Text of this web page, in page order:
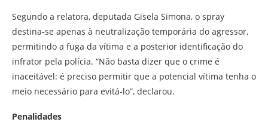
Segundo a relatora, deputada Gisela Simona, o spray
destina-se apenas à neutralização temporária do agressor,
permitindo a fuga da vítima e a posterior identificação do
infrator pela polícia. “Não basta dizer que o crime é
inaceitável: é preciso permitir que a potencial vítima tenha o
meio necessário para evitá-lo”, declarou.
Penalidades